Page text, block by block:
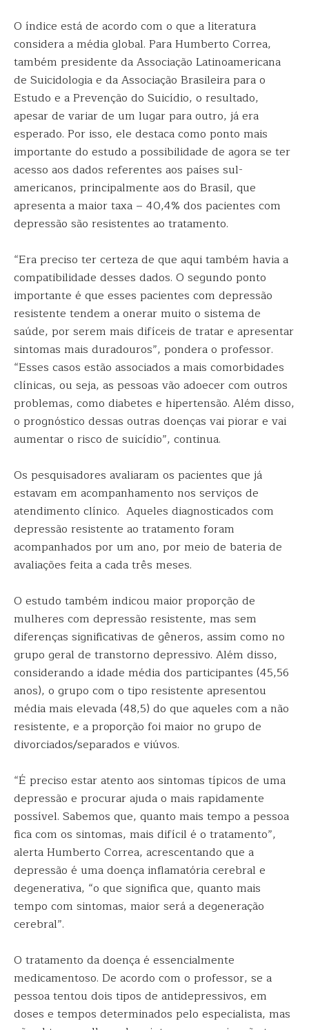
O índice está de acordo com o que a literatura
considera a média global. Para Humberto Correa,
também presidente da Associação Latinoamericana
de Suicidologia e da Associação Brasileira para o
Estudo e a Prevenção do Suicídio, o resultado,
apesar de variar de um lugar para outro, já era
esperado. Por isso, ele destaca como ponto mais
importante do estudo a possibilidade de agora se ter
acesso aos dados referentes aos países sul-
americanos, principalmente aos do Brasil, que
apresenta a maior taxa – 40,4% dos pacientes com
depressão são resistentes ao tratamento.
“Era preciso ter certeza de que aqui também havia a
compatibilidade desses dados. O segundo ponto
importante é que esses pacientes com depressão
resistente tendem a onerar muito o sistema de
saúde, por serem mais difíceis de tratar e apresentar
sintomas mais duradouros”, pondera o professor.
“Esses casos estão associados a mais comorbidades
clínicas, ou seja, as pessoas vão adoecer com outros
problemas, como diabetes e hipertensão. Além disso,
o prognóstico dessas outras doenças vai piorar e vai
aumentar o risco de suicídio”, continua.
Os pesquisadores avaliaram os pacientes que já
estavam em acompanhamento nos serviços de
atendimento clínico. Aqueles diagnosticados com
depressão resistente ao tratamento foram
acompanhados por um ano, por meio de bateria de
avaliações feita a cada três meses.
O estudo também indicou maior proporção de
mulheres com depressão resistente, mas sem
diferenças significativas de gêneros, assim como no
grupo geral de transtorno depressivo. Além disso,
considerando a idade média dos participantes (45,56
anos), o grupo com o tipo resistente apresentou
média mais elevada (48,5) do que aqueles com a não
resistente, e a proporção foi maior no grupo de
divorciados/separados e viúvos.
“É preciso estar atento aos sintomas típicos de uma
depressão e procurar ajuda o mais rapidamente
possível. Sabemos que, quanto mais tempo a pessoa
fica com os sintomas, mais difícil é o tratamento”,
alerta Humberto Correa, acrescentando que a
depressão é uma doença inflamatória cerebral e
degenerativa, “o que significa que, quanto mais
tempo com sintomas, maior será a degeneração
cerebral”.
O tratamento da doença é essencialmente
medicamentoso. De acordo com o professor, se a
pessoa tentou dois tipos de antidepressivos, em
doses e tempos determinados pelo especialista, mas